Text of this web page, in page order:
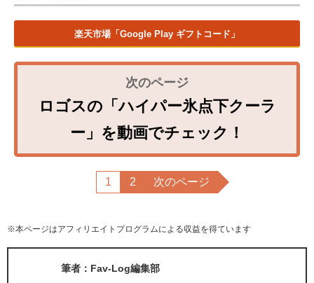
楽天市場「Google Play ギフトコード」
ロゴスの「ハイパー氷点下クーラ
ー」を動画でチェック！
1 2 次のページ
※本ページはアフィリエイトプログラムによる収益を得ています
筆者：Fav-Log編集部